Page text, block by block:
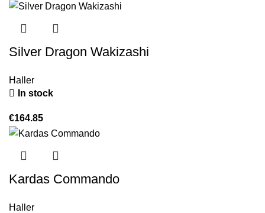
Silver Dragon Wakizashi
Haller
In stock
€164.85
Kardas Commando
Haller